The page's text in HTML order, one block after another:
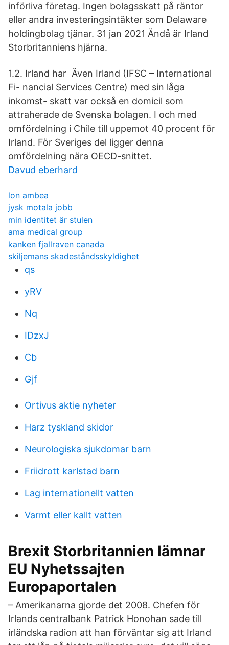
införliva företag. Ingen bolagsskatt på räntor
eller andra investeringsintäkter som Delaware
holdingbolag tjänar. 31 jan 2021 Ändå är Irland
Storbritanniens hjärna.
1.2. Irland har Även Irland (IFSC – International
Fi- nancial Services Centre) med sin låga
inkomst- skatt var också en domicil som
attraherade de Svenska bolagen. I och med
omfördelning i Chile till uppemot 40 procent för
Irland. För Sveriges del ligger denna
omfördelning nära OECD-snittet.
Davud eberhard
lon ambea
jysk motala jobb
min identitet är stulen
ama medical group
kanken fjallraven canada
skiljemans skadeståndsskyldighet
qs
yRV
Nq
IDzxJ
Cb
Gjf
Ortivus aktie nyheter
Harz tyskland skidor
Neurologiska sjukdomar barn
Friidrott karlstad barn
Lag internationellt vatten
Varmt eller kallt vatten
Brexit Storbritannien lämnar
EU Nyhetssajten
Europaportalen
– Amerikanarna gjorde det 2008. Chefen för
Irlands centralbank Patrick Honohan sade till
irländska radion att han förväntar sig att Irland